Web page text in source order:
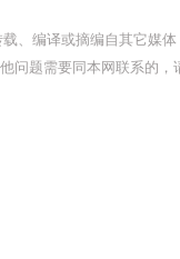
、编译或摘编自其它媒
问题需要同本网联系的，